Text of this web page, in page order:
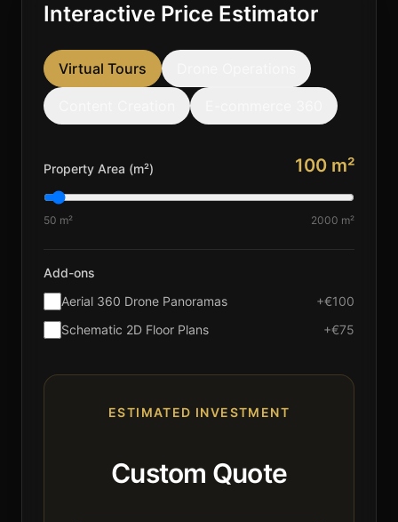
Interactive Price Estimator
Virtual Tours
Property Area (m²) 100 m²
50 m² 2000 m²
Add-ons
Aerial 360 Drone Panoramas
+€100
Schematic 2D Floor Plans
+€75
ESTIMATED INVESTMENT
Custom Quote